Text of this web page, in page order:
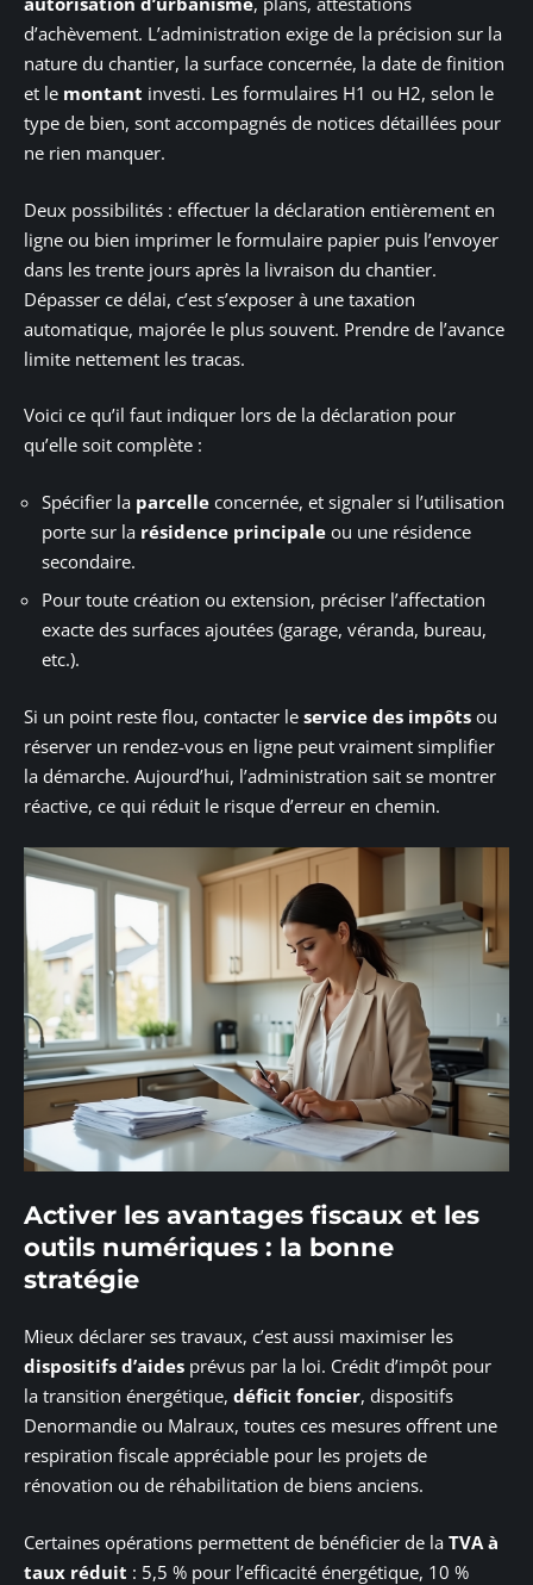
d’achèvement. L’administration exige de la précision sur la
nature du chantier, la surface concernée, la date de finition
et le montant investi. Les formulaires H1 ou H2, selon le
type de bien, sont accompagnés de notices détaillées pour
ne rien manquer.
Deux possibilités : effectuer la déclaration entièrement en
ligne ou bien imprimer le formulaire papier puis l’envoyer
dans les trente jours après la livraison du chantier.
Dépasser ce délai, c’est s’exposer à une taxation
automatique, majorée le plus souvent. Prendre de l’avance
limite nettement les tracas.
Voici ce qu’il faut indiquer lors de la déclaration pour
qu’elle soit complète :
Spécifier la parcelle concernée, et signaler si l’utilisation
porte sur la résidence principale ou une résidence
secondaire.
Pour toute création ou extension, préciser l’affectation
exacte des surfaces ajoutées (garage, véranda, bureau,
etc.).
Si un point reste flou, contacter le service des impôts ou
réserver un rendez-vous en ligne peut vraiment simplifier
la démarche. Aujourd’hui, l’administration sait se montrer
réactive, ce qui réduit le risque d’erreur en chemin.
Activer les avantages fiscaux et les
outils numériques : la bonne
stratégie
Mieux déclarer ses travaux, c’est aussi maximiser les
dispositifs d’aides prévus par la loi. Crédit d’impôt pour
la transition énergétique, déficit foncier, dispositifs
Denormandie ou Malraux, toutes ces mesures offrent une
respiration fiscale appréciable pour les projets de
rénovation ou de réhabilitation de biens anciens.
Certaines opérations permettent de bénéficier de la TVA à
taux réduit : 5,5 % pour l’efficacité énergétique, 10 %